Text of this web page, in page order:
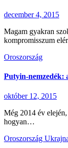
december 4, 2015
Magam gyakran
kompromisszum
Oroszország
Putyin-nemzedék:
október 12, 2015
Még 2014 év
hogyan…
Oroszország